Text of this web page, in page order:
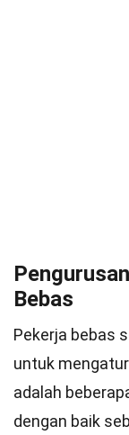
Bebas
Pekerja bebas
untuk
adalah
dengan baik